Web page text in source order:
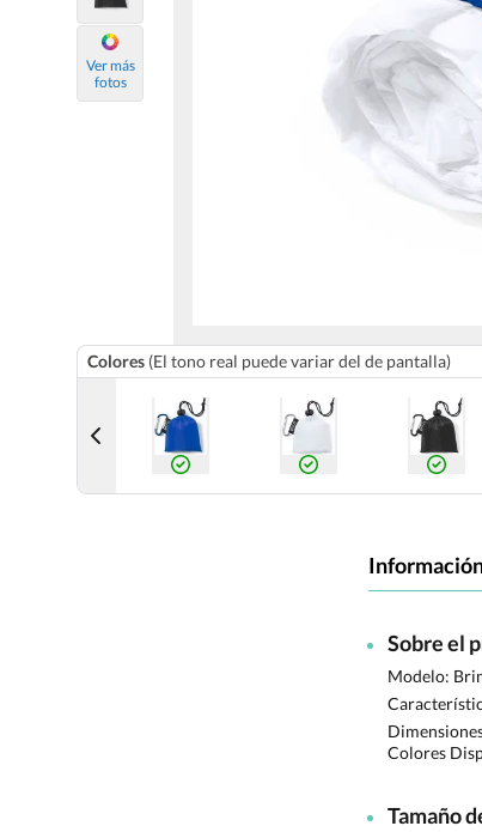
Ver más
fotos
Colores (El tono real puede variar del de pantalla)
Sobre el
Modelo:
Colores
Tamaño